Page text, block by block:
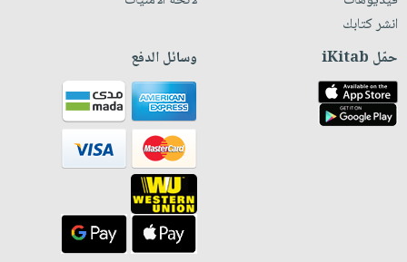
انشر كتابك
حمّل iKitab وسائل الدفع